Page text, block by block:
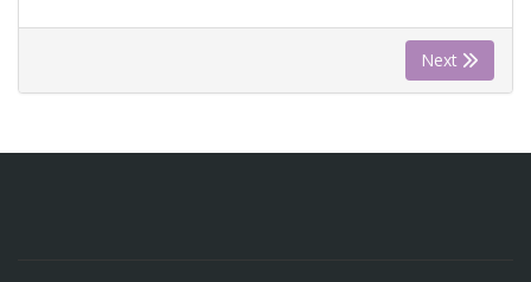
Next